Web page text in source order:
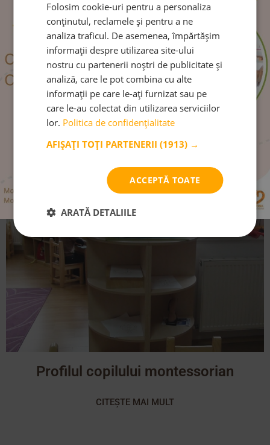
Grădiniţele alternative Montessori
Montessori este, practic, o metodă de viaţă.
CITEȘTE MAI MULT
Profilul copilului montessorian
CITEȘTE MAI MULT
Folosim cookie-uri pentru a personaliza
conținutul, reclamele și pentru a ne
analiza traficul. De asemenea, împărtășim
informații despre utilizarea site-ului
nostru cu partenerii noștri de publicitate și
analiză, care le pot combina cu alte
informații pe care le-ați furnizat sau pe
care le-au colectat din utilizarea serviciilor
lor. Politica de confidențialitate
AFIȘAȚI TOȚI PARTENERII(1913) →
ACCEPTĂ TOATE
ARATĂ DETALIILE